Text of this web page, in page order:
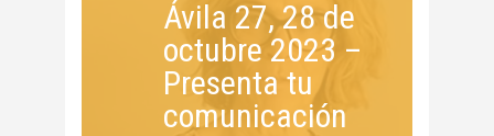
Ávila 27, 28 de
octubre 2023 –
Presenta tu
comunicación